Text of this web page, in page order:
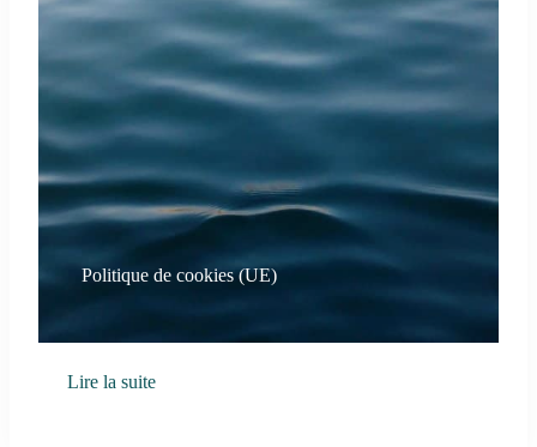
Politique de cookies (UE)
Lire la suite